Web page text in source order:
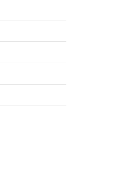
2018